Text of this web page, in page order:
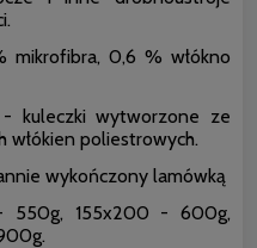
mikrofibra, 0,6 % włókno
- kuleczki wytworzone ze
włókien poliestrowych.
wykończony lamówką
- 550g, 155x200 - 600g,